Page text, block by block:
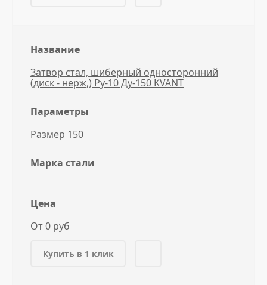
Название
Затвор стал, шиберный односторонний
(диск - нерж,) Ру-10 Ду-150 KVANT
Параметры
Размер 150
Марка стали
Цена
От 0 руб
Купить в 1 клик